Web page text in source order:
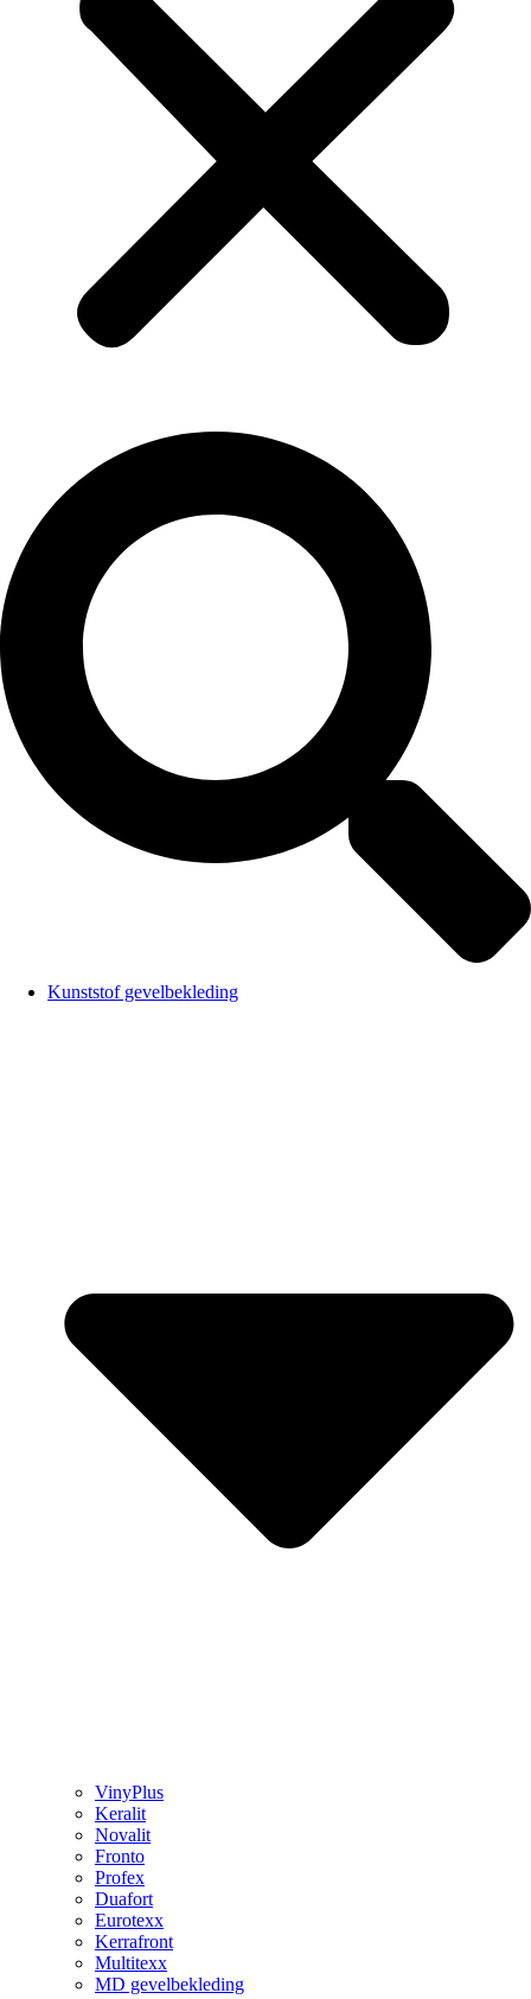
Kunststof gevelbekleding
VinyPlus
Keralit
Novalit
Fronto
Profex
Duafort
Eurotexx
Kerrafront
Multitexx
MD gevelbekleding